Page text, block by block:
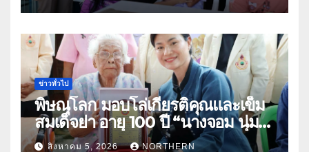
ข่าวทั่วไป
พิษณุโลก มอบโล่เกียรติคุณและเข็ม
สมเด็จย่า อายุ 100 ปี “นางจอม นุ่ม
เนตร” ตำบลบ้านกร่าง อำเภอเมือง
สิงหาคม 5, 2026 NORTHERN